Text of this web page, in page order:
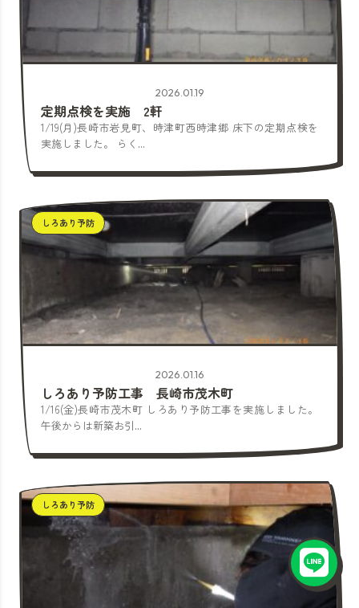
2026.01.19
定期点検を実施 2軒
1/19(月)長崎市岩見町、時津町西時津郷 床下の定期点検を
実施しました。 らく...
しろあり予防
2026.01.16
しろあり予防工事 長崎市茂木町
1/16(金)長崎市茂木町 しろあり予防工事を実施しました。
午後からは新築お引...
しろあり予防